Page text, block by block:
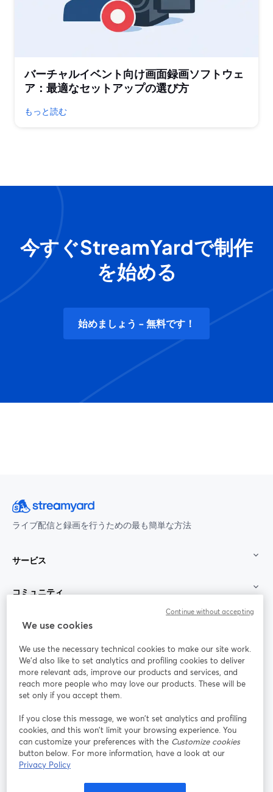
バーチャルイベント向け画面録画ソフトウェ
ア：最適なセットアップの選び方
もっと読む
今すぐStreamYardで制作
を始める
始めましょう - 無料です！
ライブ配信と録画を行うための最も簡単な方法
サービス
コミュニティ
StreamYard：
参加する
ライ
ンセ
ミナ
ー
Facebook
新しいタブで開く(Twitter)
YouTube
Instagram
新しいタブで開く
LinkedIn
新しいタブで開く
We use cookies
We use the necessary technical cookies to make our site work.
We'd also like to set analytics and profiling cookies to deliver
more relevant ads, improve our products and services, and
reach more people who may love our products. These will be
set only if you accept them.
If you close this message, we won’t set analytics and profiling
cookies, and this won’t limit your browsing experience. You
can customize your preferences with the Customize cookies
button below. For more information, have a look at our
Privacy Policy
Continue without accepting